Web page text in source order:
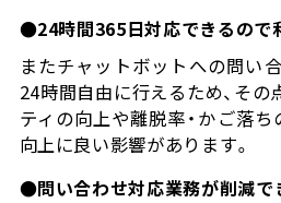
●24時間365日対応できるので
またチャットボットへの問い
24時間自由に行えるため、その
ティの向上や離脱率・かご落
向上に良い影響があります。
●問い合わせ対応業務が削減で